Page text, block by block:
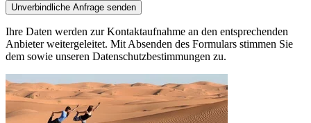
Ihre Daten werden zur Kontaktaufnahme an den entsprechenden
Anbieter weitergeleitet. Mit Absenden des Formulars stimmen Sie
dem sowie unseren Datenschutzbestimmungen zu.